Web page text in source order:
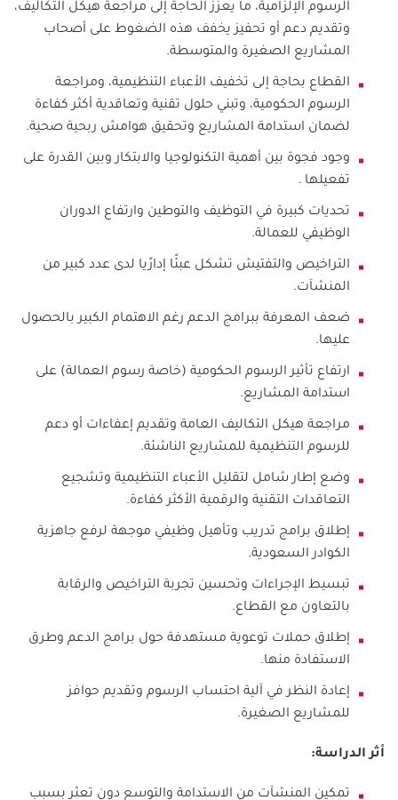
الرسوم الإلزامية، ما يعزز الحاجة إلى مراجعة هيكل التكاليف،
وتقديم دعم أو تحفيز يخفف هذه الضغوط على أصحاب
المشاريع الصغيرة والمتوسطة.
القطاع بحاجة إلى تخفيف الأعباء التنظيمية، ومراجعة
الرسوم الحكومية، وتبني حلول تقنية وتعاقدية أكثر كفاءة
لضمان استدامة المشاريع وتحقيق هوامش ربحية صحية.
وجود فجوة بين أهمية التكنولوجيا والابتكار وبين القدرة على
تفعيلها .
تحديات كبيرة في التوظيف والتوطين وارتفاع الدوران
الوظيفي للعمالة.
التراخيص والتفتيش تشكل عبئًا إدارًيا لدى عدد كبير من
المنشآت.
ضعف المعرفة ببرامج الدعم رغم الاهتمام الكبير بالحصول
عليها.
ارتفاع تأثير الرسوم الحكومية (خاصة رسوم العمالة) على
استدامة المشاريع.
مراجعة هيكل التكاليف العامة وتقديم إعفاءات أو دعم
للرسوم التنظيمية للمشاريع الناشئة.
وضع إطار شامل لتقليل الأعباء التنظيمية وتشجيع
التعاقدات التقنية والرقمية الأكثر كفاءة.
إطلاق برامج تدريب وتأهيل وظيفي موجهة لرفع جاهزية
الكوادر السعودية.
تبسيط الإجراءات وتحسين تجربة التراخيص والرقابة
بالتعاون مع القطاع.
إطلاق حملات توعوية مستهدفة حول برامج الدعم وطرق
الاستفادة منها.
إعادة النظر في آلية احتساب الرسوم وتقديم حوافز
للمشاريع الصغيرة.
أثر الدراسة:
تمكين المنشآت من الاستدامة والتوسع دون تعثر بسبب